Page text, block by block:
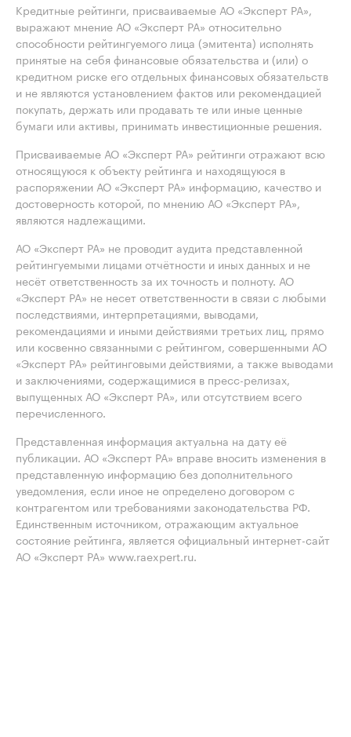
Кредитные рейтинги, присваиваемые АО «Эксперт РА»,
выражают мнение АО «Эксперт РА» относительно
способности рейтингуемого лица (эмитента) исполнять
принятые на себя финансовые обязательства и (или) о
кредитном риске его отдельных финансовых обязательств
и не являются установлением фактов или рекомендацией
покупать, держать или продавать те или иные ценные
бумаги или активы, принимать инвестиционные решения.
Присваиваемые АО «Эксперт РА» рейтинги отражают всю
относящуюся к объекту рейтинга и находящуюся в
распоряжении АО «Эксперт РА» информацию, качество и
достоверность которой, по мнению АО «Эксперт РА»,
являются надлежащими.
АО «Эксперт РА» не проводит аудита представленной
рейтингуемыми лицами отчётности и иных данных и не
несёт ответственность за их точность и полноту. АО
«Эксперт РА» не несет ответственности в связи с любыми
последствиями, интерпретациями, выводами,
рекомендациями и иными действиями третьих лиц, прямо
или косвенно связанными с рейтингом, совершенными АО
«Эксперт РА» рейтинговыми действиями, а также выводами
и заключениями, содержащимися в пресс-релизах,
выпущенных АО «Эксперт РА», или отсутствием всего
перечисленного.
Представленная информация актуальна на дату её
публикации. АО «Эксперт РА» вправе вносить изменения в
представленную информацию без дополнительного
уведомления, если иное не определено договором с
контрагентом или требованиями законодательства РФ.
Единственным источником, отражающим актуальное
состояние рейтинга, является официальный интернет-сайт
АО «Эксперт РА» www.raexpert.ru.